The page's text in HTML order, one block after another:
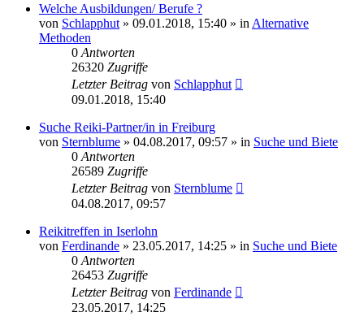
Welche Ausbildungen/ Berufe ?
von Schlapphut » 09.01.2018, 15:40 » in Alternative
Methoden
0 Antworten
26320 Zugriffe
Letzter Beitrag von Schlapphut
09.01.2018, 15:40
Suche Reiki-Partner/in in Freiburg
von Sternblume » 04.08.2017, 09:57 » in Suche und Biete
0 Antworten
26589 Zugriffe
Letzter Beitrag von Sternblume
04.08.2017, 09:57
Reikitreffen in Iserlohn
von Ferdinande » 23.05.2017, 14:25 » in Suche und Biete
0 Antworten
26453 Zugriffe
Letzter Beitrag von Ferdinande
23.05.2017, 14:25